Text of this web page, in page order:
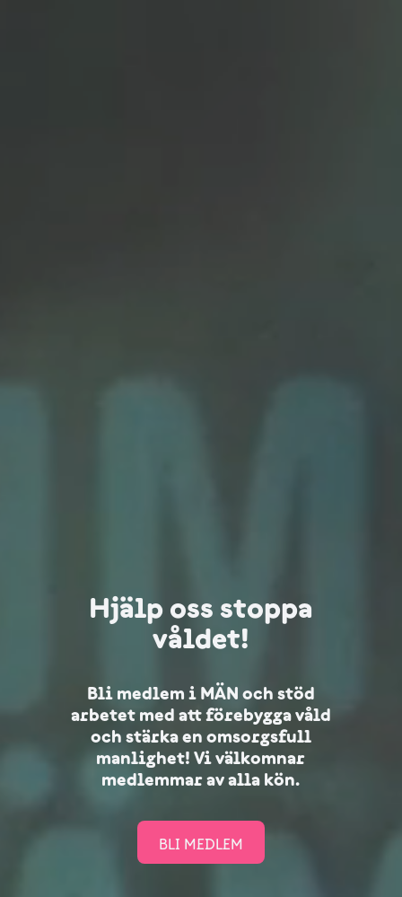
Hjälp oss stoppa
våldet!
Bli medlem i MÄN och stöd
arbetet med att förebygga våld
och stärka en omsorgsfull
manlighet! Vi välkomnar
medlemmar av alla kön.
BLI MEDLEM